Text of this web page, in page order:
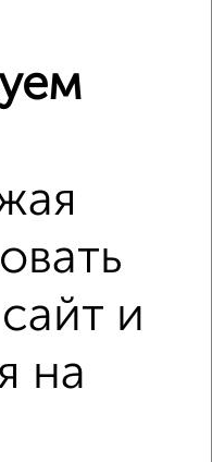
площадью ±10%
000 ₽
4 880 000
и
на